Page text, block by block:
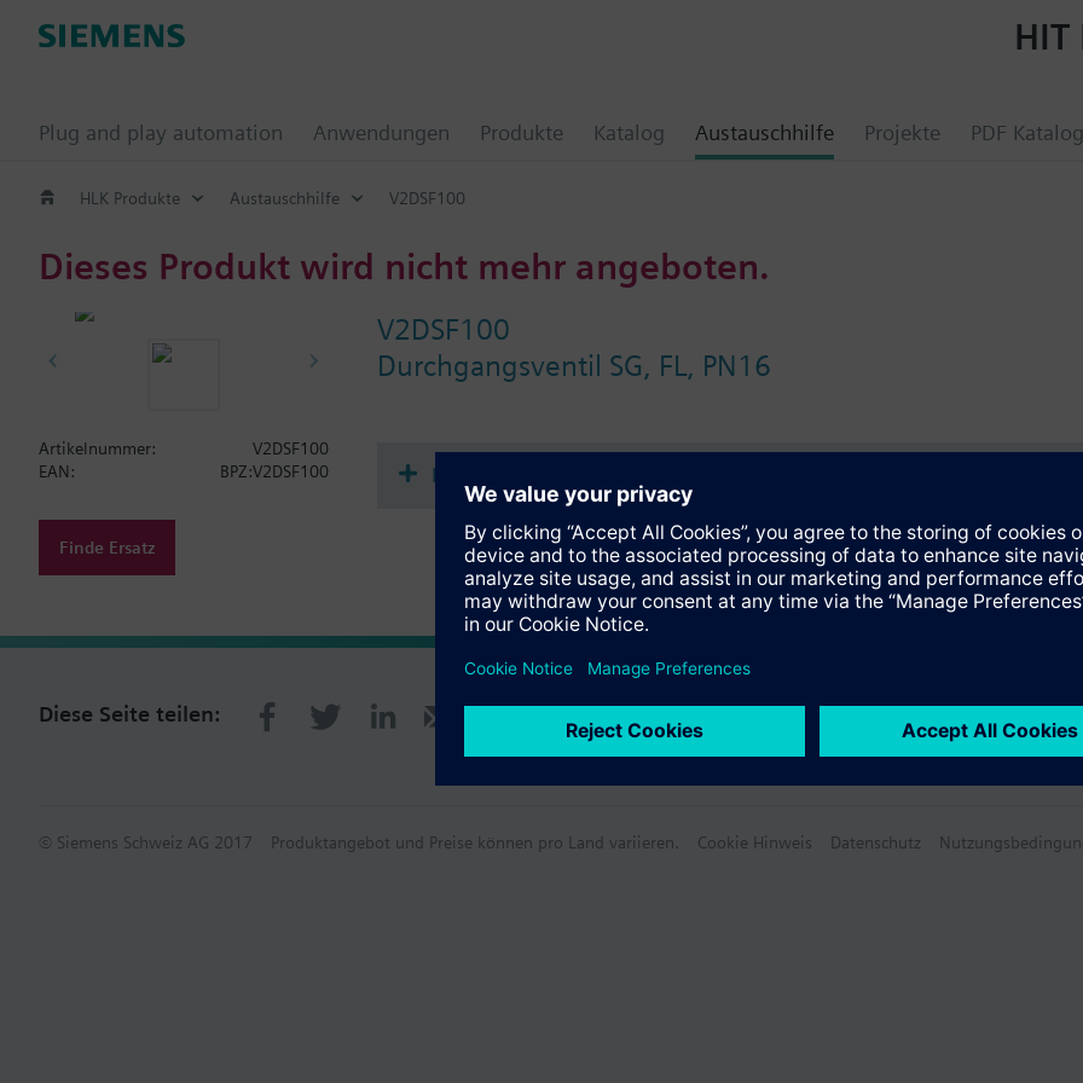
Plug and play automation Anwendungen Produkte Katalog Austauschhilfe Projekte PDF Katalog
HLK Produkte Austauschhilfe V2DSF100
Dieses Produkt wird nicht mehr angeboten.
V2DSF100
Durchgangsventil SG, FL, PN16
Artikelnummer:
V2DSF100
EAN:
BPZ:V2DSF100
Finde Ersatz
Dokumente
Diese Seite teilen:
© Siemens Schweiz AG 2017 Produktangebot und Preise können pro Land variieren. Cookie Hinweis Datenschutz